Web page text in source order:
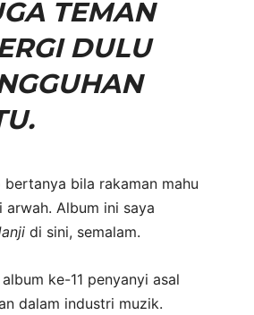
TEMAN
DULU
bila rakaman mahu
Album ini saya
di sini, semalam.
ke-11 penyanyi asal
dalam industri muzik.